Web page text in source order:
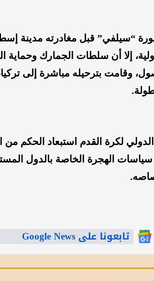
“سيلفي” قبل مغادرته مدينة
وقامت بترحيله مباشرة إلى
الدولي لكرة القدم استبعاد الحكم
سياسات الهجرة الخاصة بالدول
تابعونا على Google News